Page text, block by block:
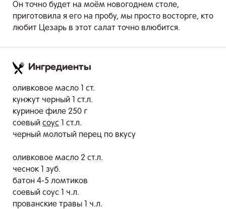
Он точно будет на моём новогоднем столе,
приготовила я его на пробу, мы просто восторге, кто
любит Цезарь в этот салат точно влюбится.
Ингредиенты
оливковое масло 1 ст.
кунжут черный 1 ст.л.
куриное филе 250 г
соевый соус 1 ст.л.
черный молотый перец по вкусу
оливковое масло 2 ст.л.
чеснок 1 зуб.
батон 4-5 ломтиков
соевый соус 1 ч.л.
прованские травы 1 ч.л.